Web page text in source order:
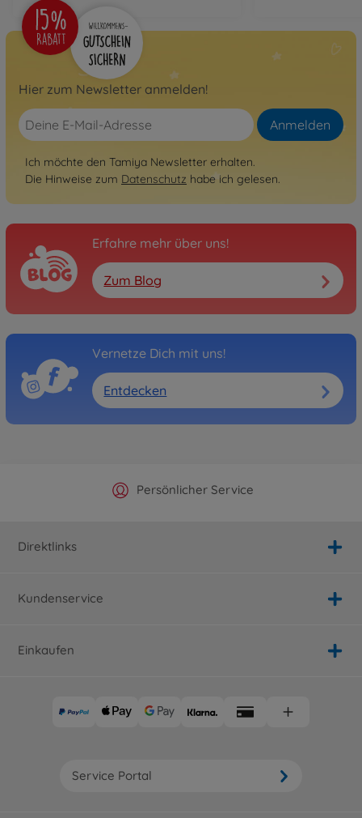
Hier zum Newsletter anmelden!
Anmelden
Ich möchte den Tamiya Newsletter erhalten.
Die Hinweise zum Datenschutz habe ich gelesen.
Erfahre mehr über uns!
Zum Blog
Vernetze Dich mit uns!
Entdecken
Offizieller Hersteller Shop
Persönlicher Service
Versandkostenfrei ab 25€
Schnelle Lieferung
Direktlinks
Kundenservice
Einkaufen
Service Portal